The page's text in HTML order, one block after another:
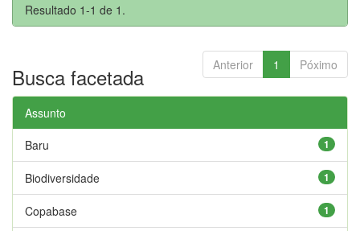
Resultado 1-1 de 1.
Anterior 1 Póximo
Busca facetada
Assunto
1
Baru
1
Biodiversidade
1
Copabase